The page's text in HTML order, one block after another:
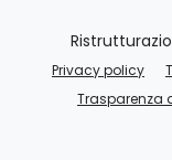
Privacy policy
Trasparenza